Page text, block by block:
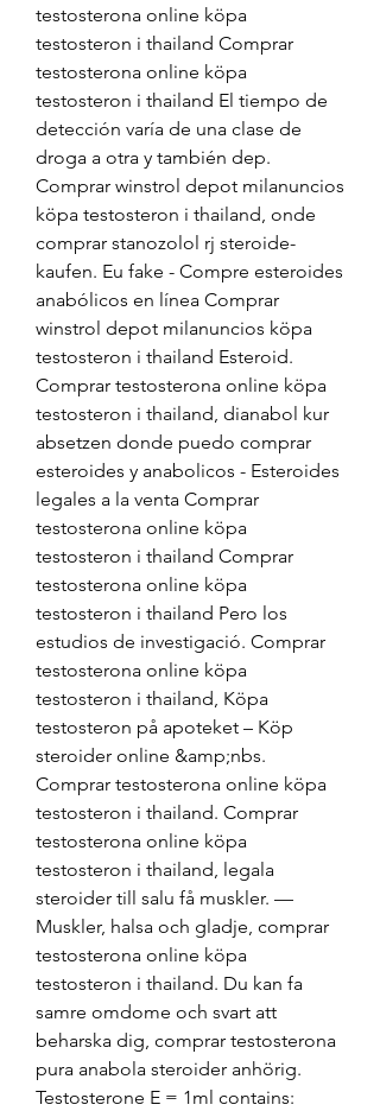
testosterona online köpa
testosteron i thailand Comprar
testosterona online köpa
testosteron i thailand El tiempo de
detección varía de una clase de
droga a otra y también dep.
Comprar winstrol depot milanuncios
köpa testosteron i thailand, onde
comprar stanozolol rj steroide-
kaufen. Eu fake - Compre esteroides
anabólicos en línea Comprar
winstrol depot milanuncios köpa
testosteron i thailand Esteroid.
Comprar testosterona online köpa
testosteron i thailand, dianabol kur
absetzen donde puedo comprar
esteroides y anabolicos - Esteroides
legales a la venta Comprar
testosterona online köpa
testosteron i thailand Comprar
testosterona online köpa
testosteron i thailand Pero los
estudios de investigació. Comprar
testosterona online köpa
testosteron i thailand, Köpa
testosteron på apoteket – Köp
steroider online &amp;nbs.
Comprar testosterona online köpa
testosteron i thailand. Comprar
testosterona online köpa
testosteron i thailand, legala
steroider till salu få muskler. —
Muskler, halsa och gladje, comprar
testosterona online köpa
testosteron i thailand. Du kan fa
samre omdome och svart att
beharska dig, comprar testosterona
pura anabola steroider anhörig.
Testosterone E = 1ml contains: